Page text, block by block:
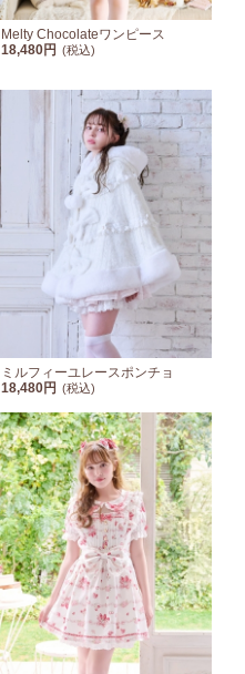
Melty Chocolateワンピース
18,480円 (税込)
ミルフィーユレースポンチョ
18,480円 (税込)